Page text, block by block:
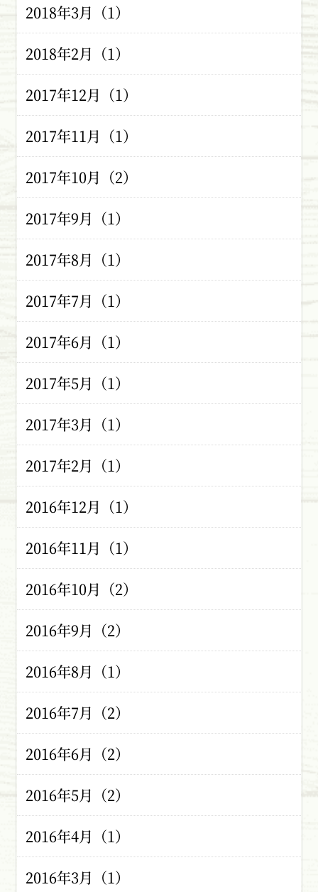
2018年3月（1）
2018年2月（1）
2017年12月（1）
2017年11月（1）
2017年10月（2）
2017年9月（1）
2017年8月（1）
2017年7月（1）
2017年6月（1）
2017年5月（1）
2017年3月（1）
2017年2月（1）
2016年12月（1）
2016年11月（1）
2016年10月（2）
2016年9月（2）
2016年8月（1）
2016年7月（2）
2016年6月（2）
2016年5月（2）
2016年4月（1）
2016年3月（1）